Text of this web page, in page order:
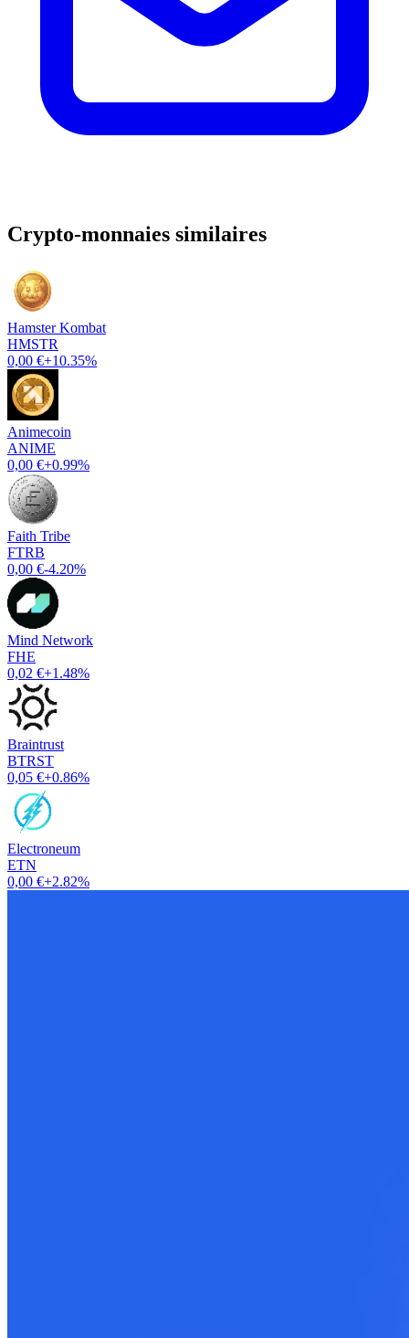
Crypto-monnaies similaires
Hamster Kombat
HMSTR
0,00 €+10.35%
Animecoin
ANIME
0,00 €+0.99%
Faith Tribe
FTRB
0,00 €-4.20%
Mind Network
FHE
0,02 €+1.48%
Braintrust
BTRST
0,05 €+0.86%
Electroneum
ETN
0,00 €+2.82%